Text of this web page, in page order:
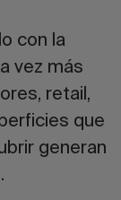
con la
vez más
retail,
que
generan